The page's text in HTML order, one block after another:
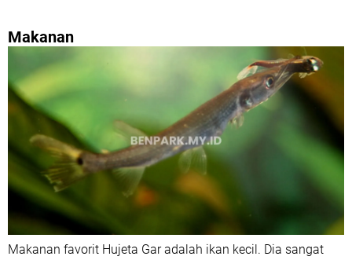
Makanan
Makanan favorit Hujeta Gar adalah ikan kecil. Dia sangat